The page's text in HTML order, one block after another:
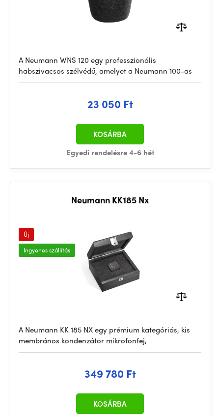
A Neumann WNS 120 egy professzionális
habszivacsos szélvédő, amelyet a Neumann 100-as
23 050 Ft
Egyedi rendelésre 4-6 hét
KOSÁRBA
Neumann KK185 Nx
Új
Ingyenes szállítás
A Neumann KK 185 NX egy prémium kategóriás, kis
membrános kondenzátor mikrofonfej,
349 780 Ft
KOSÁRBA